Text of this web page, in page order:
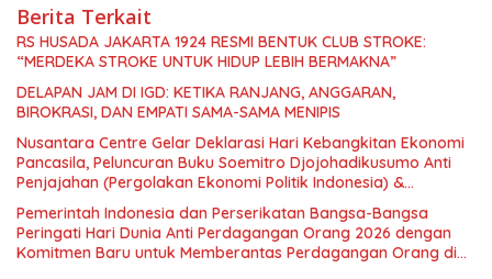
Berita Terkait
RS HUSADA JAKARTA 1924 RESMI BENTUK CLUB STROKE:
“MERDEKA STROKE UNTUK HIDUP LEBIH BERMAKNA”
DELAPAN JAM DI IGD: KETIKA RANJANG, ANGGARAN,
BIROKRASI, DAN EMPATI SAMA-SAMA MENIPIS
Nusantara Centre Gelar Deklarasi Hari Kebangkitan Ekonomi
Pancasila, Peluncuran Buku Soemitro Djojohadikusumo Anti
Penjajahan (Pergolakan Ekonomi Politik Indonesia) &
Nasional dan Kesejahteraan Sosial dalam Menata Bangsa
Menuju Indonesia Emas 2045”,
Pemerintah Indonesia dan Perserikatan Bangsa-Bangsa
Peringati Hari Dunia Anti Perdagangan Orang 2026 dengan
Komitmen Baru untuk Memberantas Perdagangan Orang di